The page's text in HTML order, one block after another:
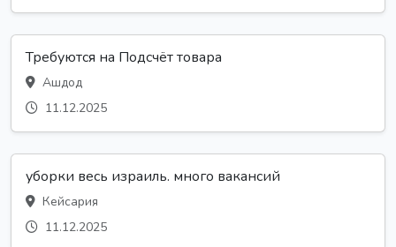
Требуются на Подсчёт товара
Ашдод
11.12.2025
уборки весь израиль. много вакансий
Кейсария
11.12.2025